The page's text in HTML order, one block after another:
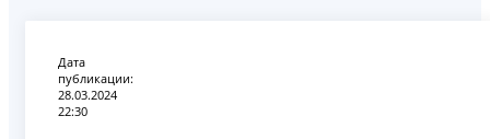
Дата
публикации:
28.03.2024
22:30